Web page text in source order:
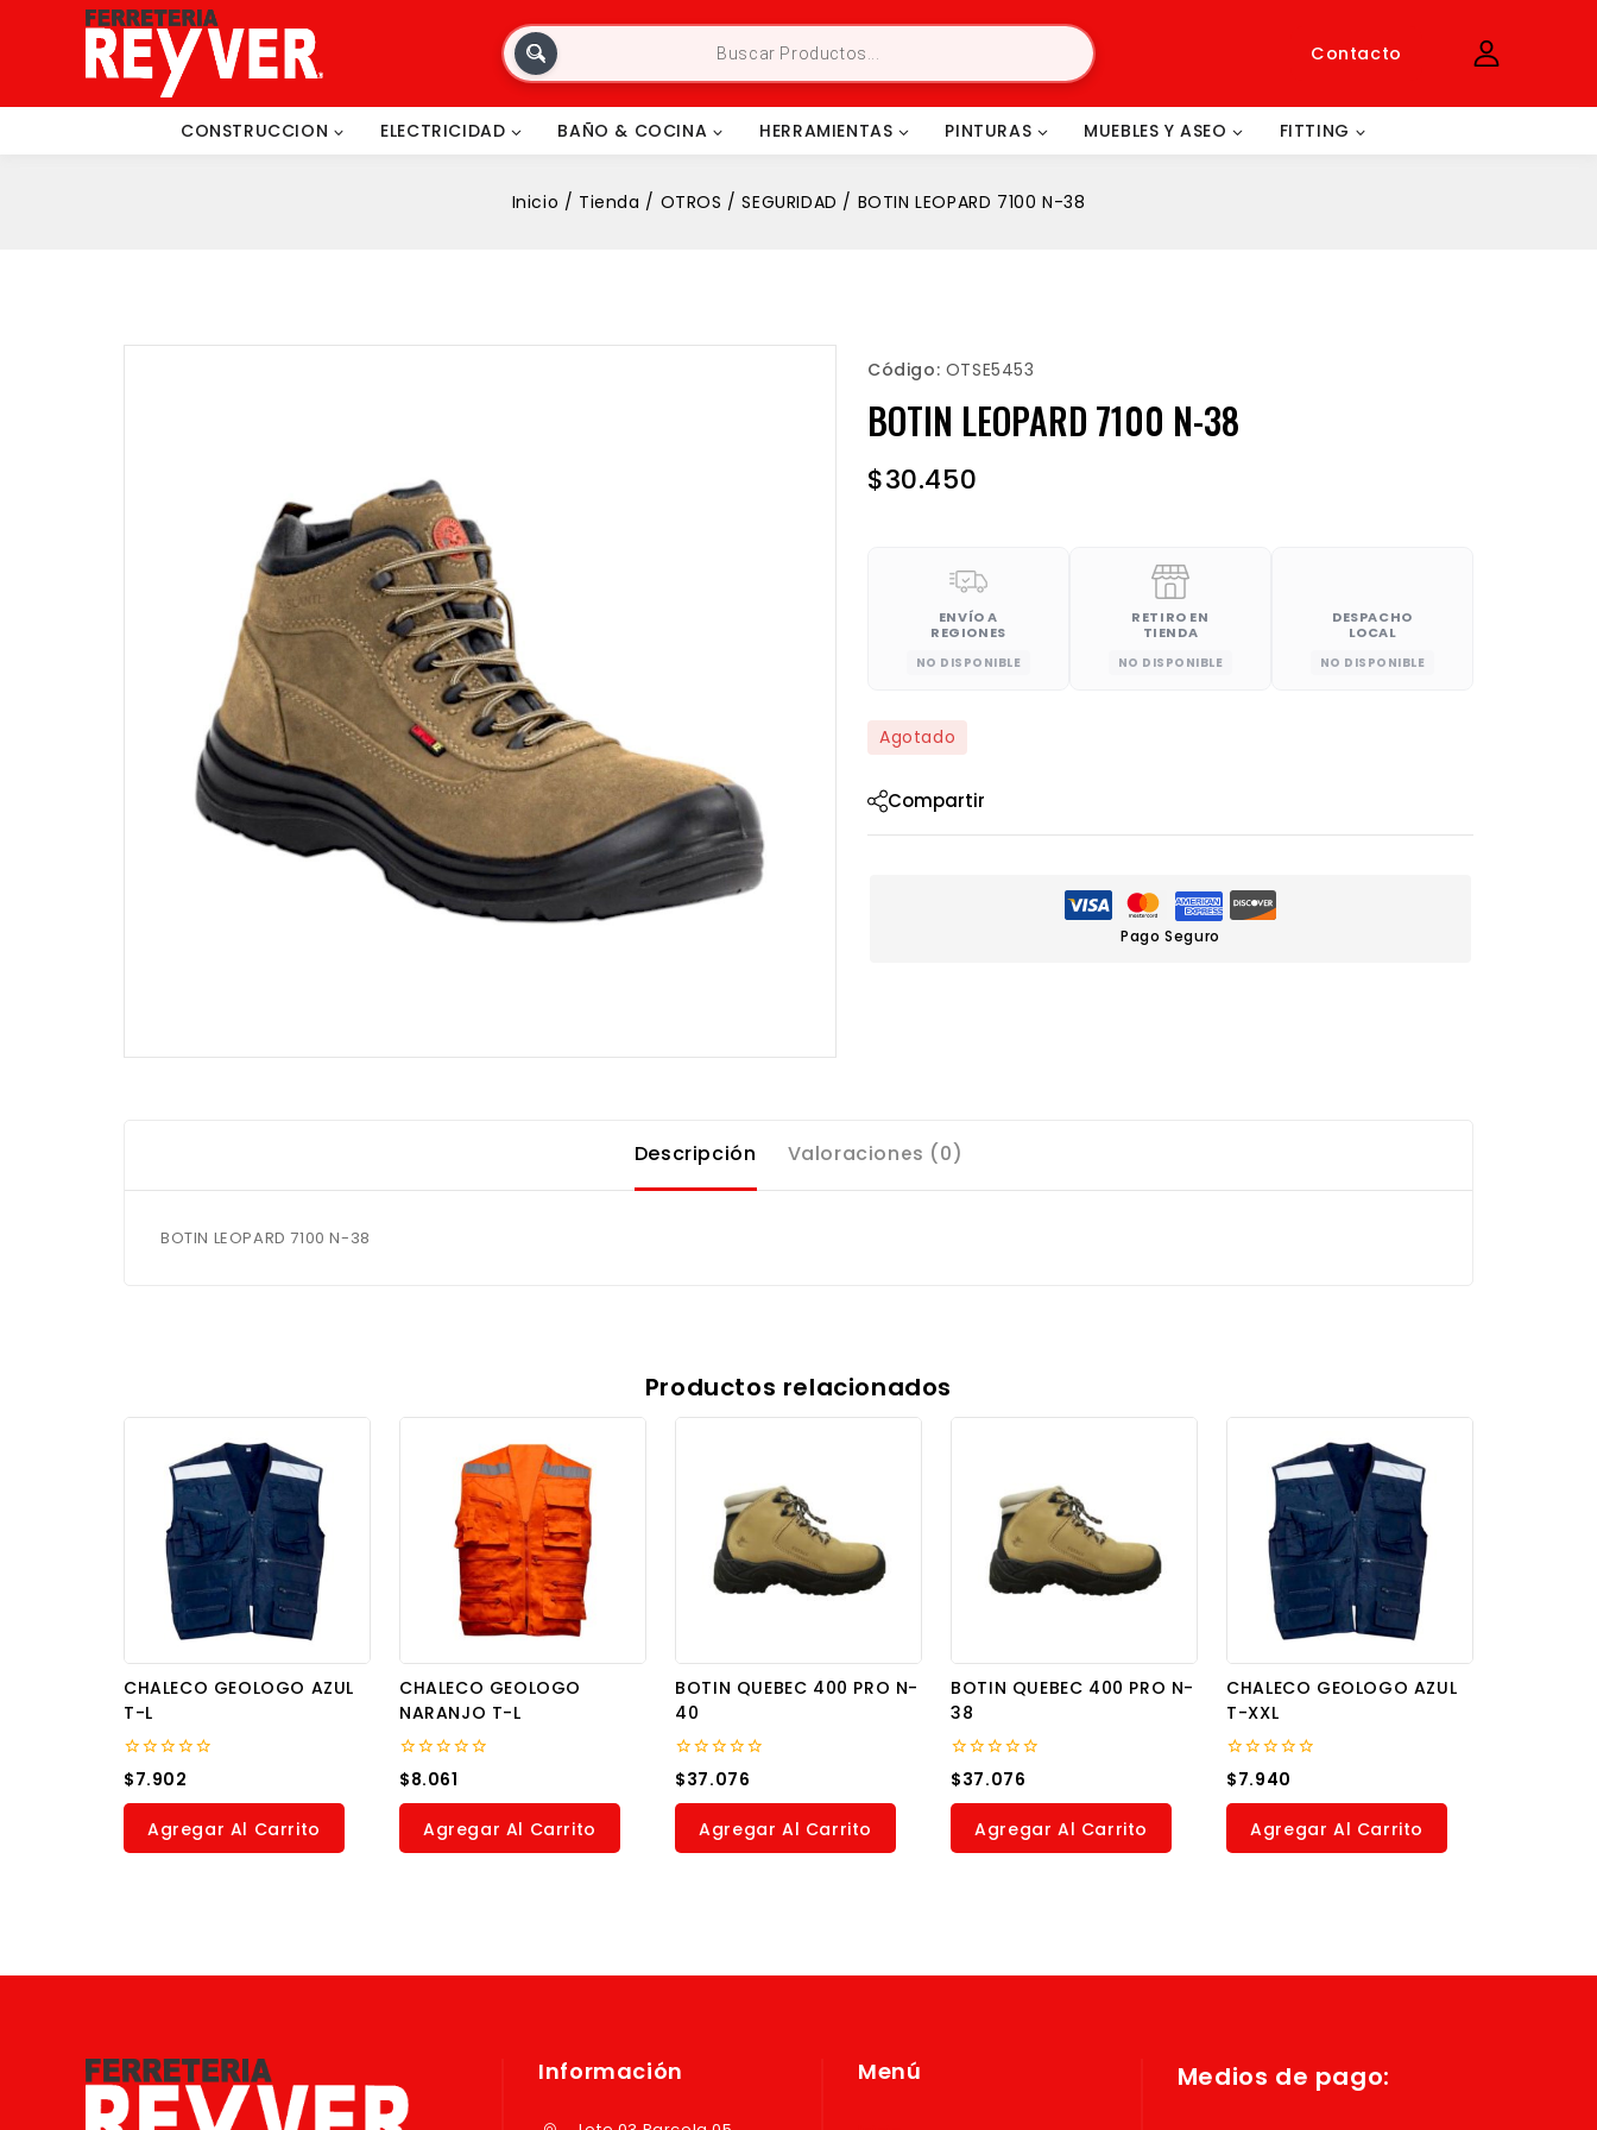
Contacto
CONSTRUCCION ELECTRICIDAD BAÑO & COCINA HERRAMIENTAS PINTURAS MUEBLES Y ASEO FITTING
Inicio / Tienda / OTROS / SEGURIDAD / BOTIN LEOPARD 7100 N-38
Código: OTSE5453
BOTIN LEOPARD 7100 N-38
$30.450
ENVÍO A
REGIONES
NO DISPONIBLE
RETIRO EN
TIENDA
NO DISPONIBLE
DESPACHO
LOCAL
NO DISPONIBLE
Agotado
Compartir
Pago Seguro
Descripción Valoraciones (0)
BOTIN LEOPARD 7100 N-38
Productos relacionados
CHALECO GEOLOGO AZUL
T-L
0
out
of
$7.902
Agregar Al Carrito
CHALECO GEOLOGO
NARANJO T-L
0
out
of
$8.061
Agregar Al Carrito
BOTIN QUEBEC 400 PRO N-
40
0
out
of
$37.076
Agregar Al Carrito
BOTIN QUEBEC 400 PRO N-
38
0
out
of
$37.076
Agregar Al Carrito
CHALECO GEOLOGO AZUL
T-XXL
0
out
of
$7.940
Agregar Al Carrito
Información Menú Medios de pago: